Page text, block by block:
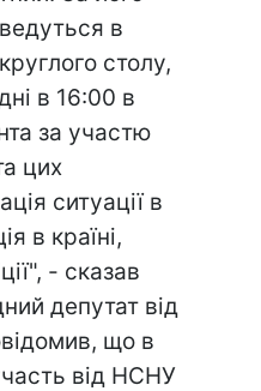
в
столу,
в 16:00 в
за участю
цих
ситуації в
в країні,
- сказав
депутат від
що в
від НСНУ